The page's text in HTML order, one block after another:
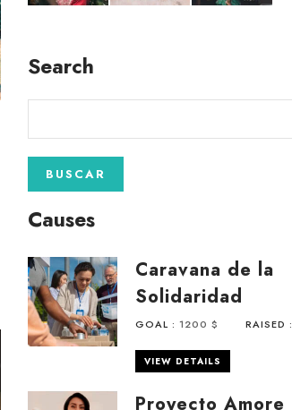
Search
Causes
Caravana de la
Solidaridad
GOAL : 1200 $ RAISED :
VIEW DETAILS
Proyecto Amore